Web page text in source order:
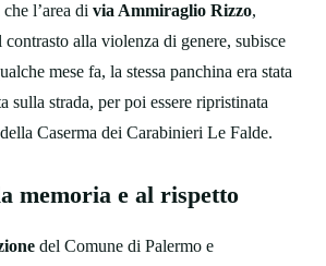
l’area di via Ammiraglio Rizzo,
alla violenza di genere, subisce
mese fa, la stessa panchina era stata
sulla strada, per poi essere ripristinata
Caserma dei Carabinieri Le Falde.
memoria e al rispetto
del Comune di Palermo e